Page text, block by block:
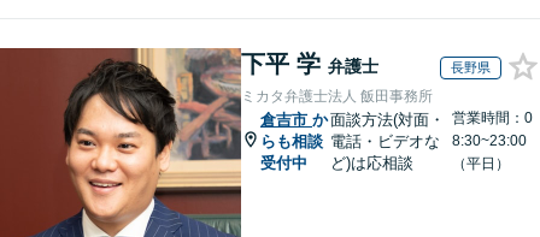
下平 学 弁護士 長野県
ミカタ弁護士法人 飯田事務所
倉吉市 か
らも相談
受付中
面談方法(対面・
電話・ビデオな
ど)は応相談
営業時間：0
8:30~23:00
（平日）